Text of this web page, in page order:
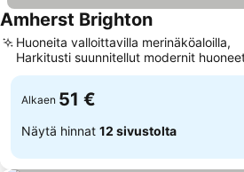
Amherst Brighton
Huoneita valloittavilla merinäköaloilla,
Harkitusti suunnitellut modernit
Alkaen 51 €
Näytä hinnat 12 sivustolta